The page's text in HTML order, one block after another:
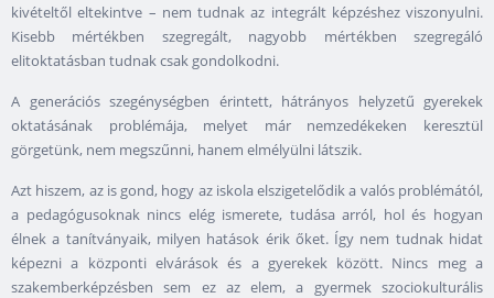
kivételtől eltekintve – nem tudnak az integrált képzéshez viszonyulni.
Kisebb mértékben szegregált, nagyobb mértékben szegregáló
elitoktatásban tudnak csak gondolkodni.
A generációs szegénységben érintett, hátrányos helyzetű gyerekek
oktatásának problémája, melyet már nemzedékeken keresztül
görgetünk, nem megszűnni, hanem elmélyülni látszik.
Azt hiszem, az is gond, hogy az iskola elszigetelődik a valós problémától,
a pedagógusoknak nincs elég ismerete, tudása arról, hol és hogyan
élnek a tanítványaik, milyen hatások érik őket. Így nem tudnak hidat
képezni a központi elvárások és a gyerekek között. Nincs meg a
szakemberképzésben sem ez az elem, a gyermek szociokulturális